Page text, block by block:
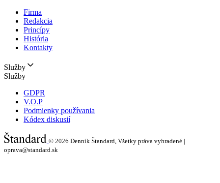
Firma
Redakcia
Princípy
História
Kontakty
Služby
Služby
GDPR
V.O.P
Podmienky používania
Kódex diskusií
© 2026 Denník Štandard, Všetky práva vyhradené |
oprava@standard.sk